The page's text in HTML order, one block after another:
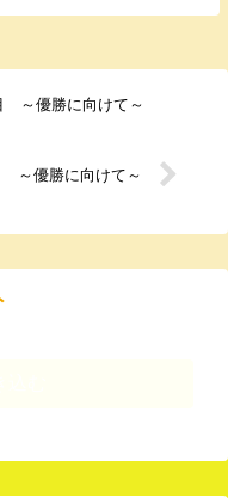
～優勝に向けて～
～優勝に向けて～